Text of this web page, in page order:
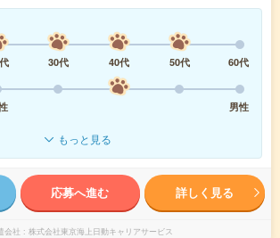
30代 40代 50代
60代
男性
もっと見る
応募へ進む 詳しく見る
会社 株式会社東京海上日動キャリアサービス